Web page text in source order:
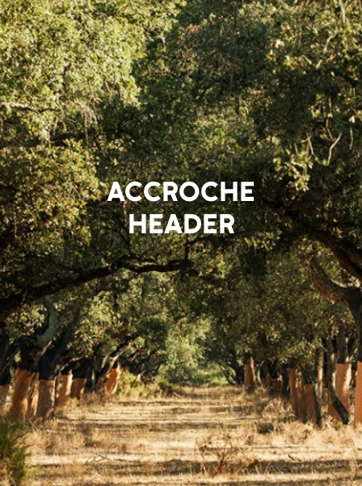
ACCROCHE
HEADER